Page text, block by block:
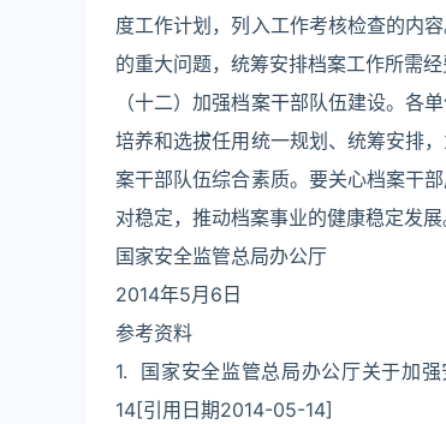
度工作计划，列入工作考核检查的内
的重大问题，统筹安排档案工作所需
（十二）加强档案干部队伍建设。各
培养和选拔任用统一规划、统筹安排
案干部队伍综合素质。要关心档案干
对稳定，推动档案事业的健康稳定发
国家安全监管总局办公厅
2014年5月6日
参考资料
1. 国家安全监管总局办公厅关于加
14[引用日期2014-05-14]